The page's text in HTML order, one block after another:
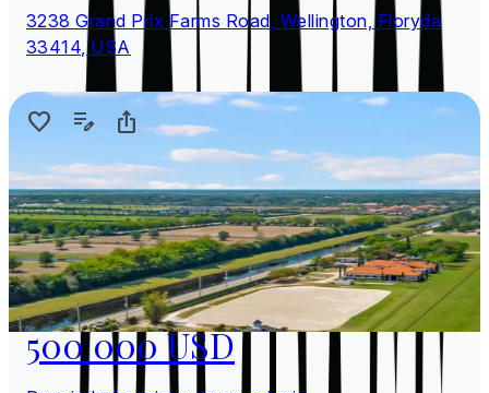
3238 Grand Prix Farms Road, Wellington, Floryda
33414, USA
500 000 USD